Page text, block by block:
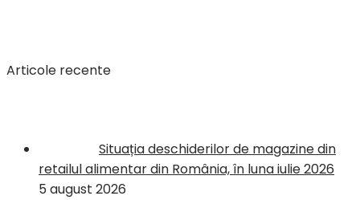
Articole recente
Situația deschiderilor de magazine din
retailul alimentar din România, în luna iulie 2026
5 august 2026